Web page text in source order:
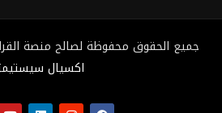
جميع الحقوق محفوظة لصالح منصة القرار الإخباري
اكسيال